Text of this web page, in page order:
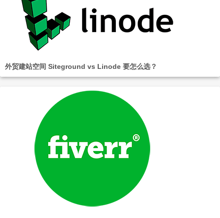
外贸建站空间 Siteground vs Linode 要怎么选？